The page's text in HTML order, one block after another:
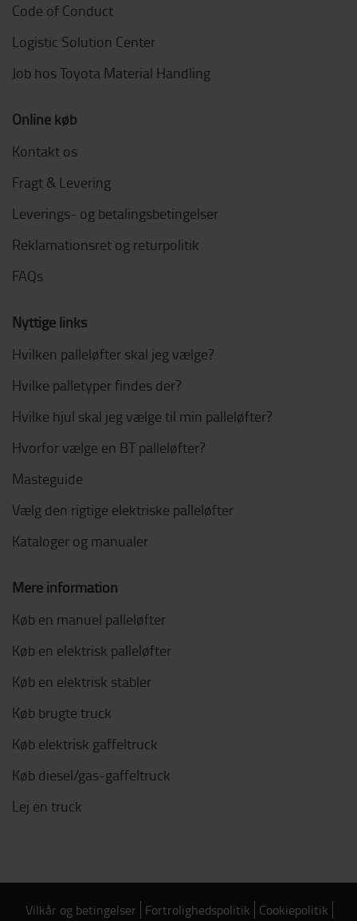
Code of Conduct
Logistic Solution Center
Job hos Toyota Material Handling
Online køb
Kontakt os
Fragt & Levering
Leverings- og betalingsbetingelser
Reklamationsret og returpolitik
FAQs
Nyttige links
Hvilken palleløfter skal jeg vælge?
Hvilke palletyper findes der?
Hvilke hjul skal jeg vælge til min palleløfter?
Hvorfor vælge en BT palleløfter?
Masteguide
Vælg den rigtige elektriske palleløfter
Kataloger og manualer
Mere information
Køb en manuel palleløfter
Køb en elektrisk palleløfter
Køb en elektrisk stabler
Køb brugte truck
Køb elektrisk gaffeltruck
Køb diesel/gas-gaffeltruck
Lej en truck
Vilkår og betingelser Fortrolighedspolitik Cookiepolitik